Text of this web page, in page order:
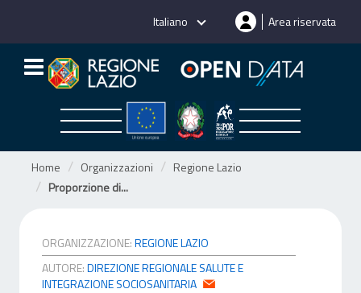
Italiano Area riservata
Home Organizzazioni
Regione Lazio
Proporzione di...
ORGANIZZAZIONE:REGIONE LAZIO
AUTORE:DIREZIONE REGIONALE SALUTE E
INTEGRAZIONE SOCIOSANITARIA